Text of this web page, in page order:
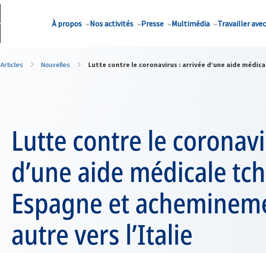
À propos Nos activités Presse Multimédia Travailler
Articles Nouvelles Lutte contre le coronavirus : arrivée d’une aide
Lutte contre le
d’une aide médicale
Espagne et
autre vers l’Italie